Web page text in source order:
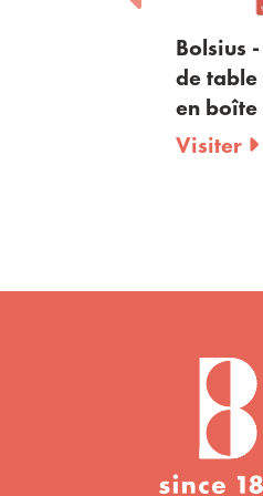
- bougie rustique
- 23cm - beige -